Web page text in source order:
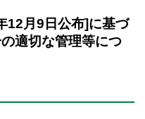
12月9日公布]に基づ
適切な管理等につ